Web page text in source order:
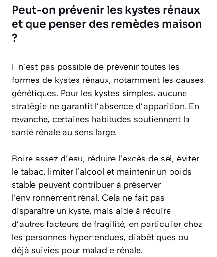
Peut-on prévenir les kystes rénaux
et que penser des remèdes maison
?
Il n’est pas possible de prévenir toutes les
formes de kystes rénaux, notamment les causes
génétiques. Pour les kystes simples, aucune
stratégie ne garantit l’absence d’apparition. En
revanche, certaines habitudes soutiennent la
santé rénale au sens large.
Boire assez d’eau, réduire l’excès de sel, éviter
le tabac, limiter l’alcool et maintenir un poids
stable peuvent contribuer à préserver
l’environnement rénal. Cela ne fait pas
disparaître un kyste, mais aide à réduire
d’autres facteurs de fragilité, en particulier chez
les personnes hypertendues, diabétiques ou
déjà suivies pour maladie rénale.